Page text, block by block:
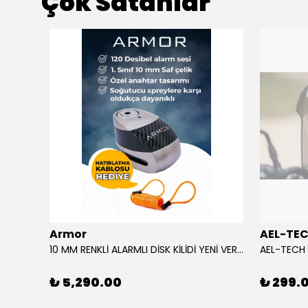
Armor
10 MM RENKLİ ALARMLI DİSK KİLİDİ YENİ VERSİYON
₺ 5,290.00
AEL-
₺